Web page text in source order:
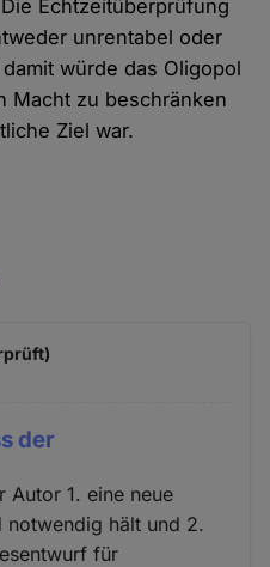
Echtzeitüberprüfung
unrentabel oder
würde das Oligopol
Macht zu beschränken
Ziel war.
der
Autor 1. eine neue
notwendig hält und 2.
für